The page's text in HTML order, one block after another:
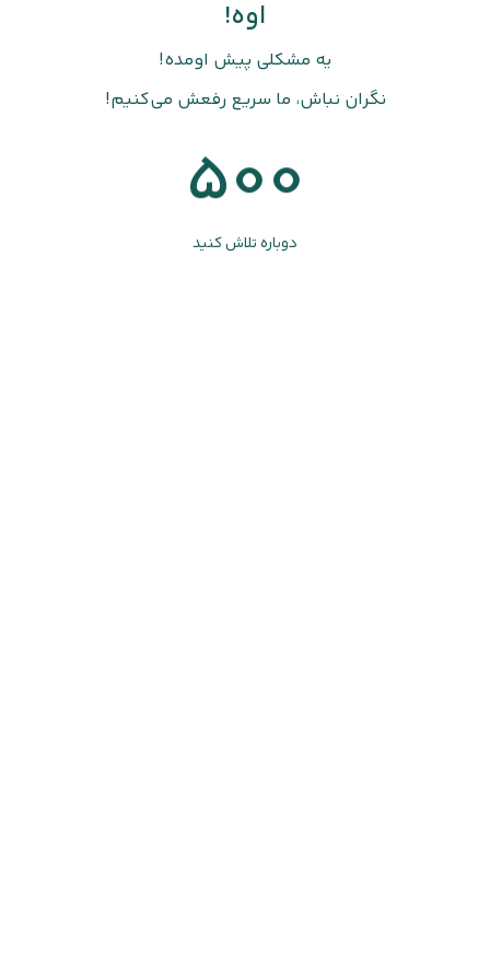
اوه!
یه مشکلی پیش اومده!
نگران نباش، ما سریع رفعش می‌کنیم!
500
دوباره تلاش کنید